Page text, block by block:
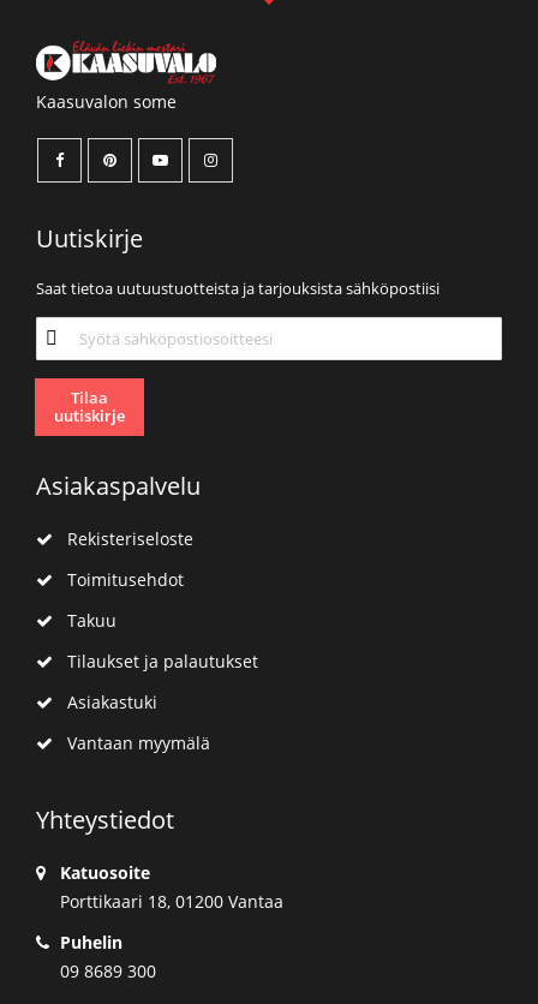
Kaasuvalon some
Uutiskirje
Saat tietoa uutuustuotteista ja tarjouksista sähköpostiisi
Tilaa
uutiskirjeemme:
Tilaa
uutiskirje
Asiakaspalvelu
Rekisteriseloste
Toimitusehdot
Takuu
Tilaukset ja palautukset
Asiakastuki
Vantaan myymälä
Yhteystiedot
Katuosoite
Porttikaari 18, 01200 Vantaa
Puhelin
09 8689 300